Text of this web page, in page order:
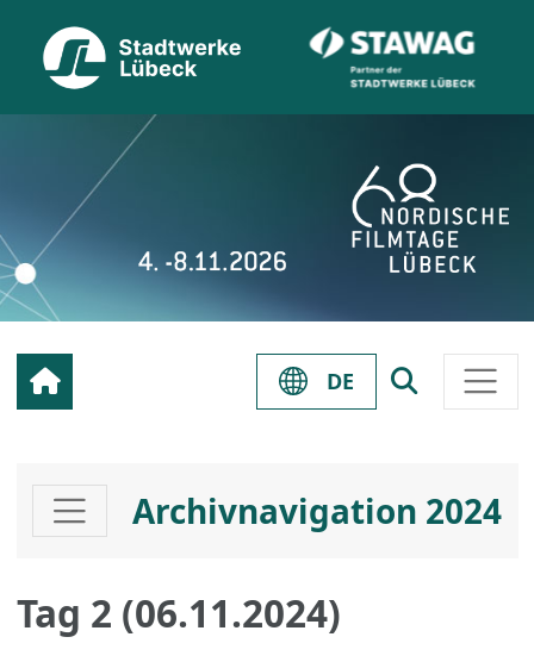
DE
Archivnavigation 2024
Tag 2 (06.11.2024)